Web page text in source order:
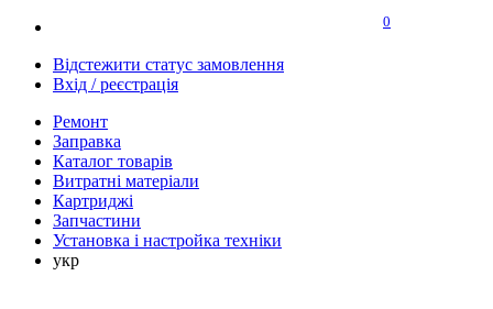
0
Відстежити статус замовлення
Вхід / реєстрація
Ремонт
Заправка
Каталог товарів
Витратні матеріали
Картриджі
Запчастини
Установка і настройка техніки
укр